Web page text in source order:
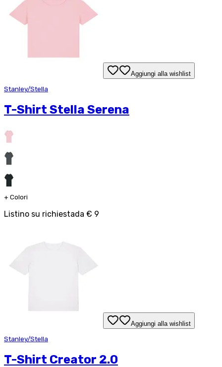
Aggiungi alla wishlist
Stanley/Stella
T-Shirt Stella Serena
+ Colori
Listino su richiestada € 9
Aggiungi alla wishlist
Stanley/Stella
T-Shirt Creator 2.0